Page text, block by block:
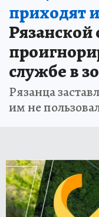
приходят
службе в
Рязанца
им не